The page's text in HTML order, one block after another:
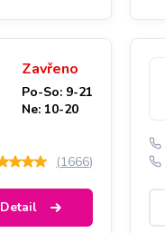
Zavřeno
Po-So: 9-21
Ne: 10-20
(1666)
Detail